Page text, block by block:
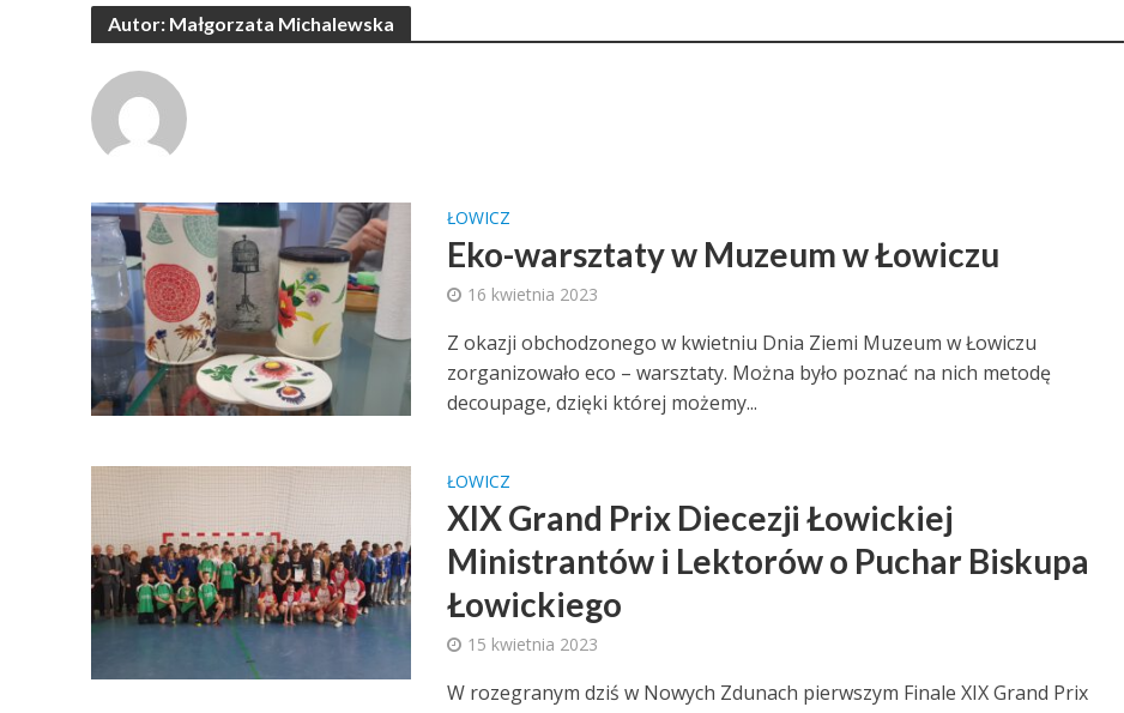
Autor: Małgorzata Michalewska
ŁOWICZ
Eko-warsztaty w Muzeum w Łowiczu
16 kwietnia 2023
Z okazji obchodzonego w kwietniu Dnia Ziemi Muzeum w Łowiczu
zorganizowało eco – warsztaty. Można było poznać na nich metodę
decoupage, dzięki której możemy...
ŁOWICZ
XIX Grand Prix Diecezji Łowickiej
Ministrantów i Lektorów o Puchar Biskupa
Łowickiego
15 kwietnia 2023
W rozegranym dziś w Nowych Zdunach pierwszym Finale XIX Grand Prix